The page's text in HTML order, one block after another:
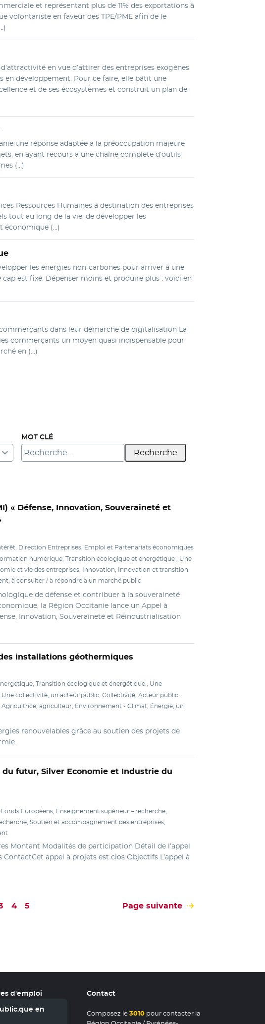
et représentant plus de 11% des exportations à
volontariste en faveur des TPE/PME afin de le
en vue d’attirer des entreprises exogènes
en développement. Pour ce faire, elle bâtit une
et de ses écosystèmes et construit un plan de
une réponse adaptée à la préoccupation majeure
en ayant recours à une chaîne complète d’outils
(…)
Ressources Humaines à destination des entreprises
tout au long de la vie, de développer les
économique (…)
les énergies non-carbones pour arriver à une
est fixé. Dépenser moins et produire plus : voici en
dans leur démarche de digitalisation La
commerçants un moyen quasi indispensable pour
en (…)
MOT CLÉ
Recherche
« Défense, Innovation, Souveraineté et
Direction Entreprises, Emploi et Partenariats économiques
numérique, Transition écologique et énergétique , Une
et vie des entreprises, Innovation, Innovation et transition
à consulter / à répondre à un marché public
de défense et contribuer à la souveraineté
la Région Occitanie lance un Appel à
Innovation, Souveraineté et Réindustrialisation
installations géothermiques
Transition écologique et énergétique , Une
Une collectivité, un acteur public, Collectivité, Acteur public,
Agricultrice, agriculteur, Environnement - Climat, Énergie, un
renouvelables grâce au soutien des projets de
du futur, Silver Economie et Industrie du
Européens, Enseignement supérieur – recherche,
Soutien et accompagnement des entreprises,
Montant Modalités de participation Détail de l’appel
appel à projets est clos Objectifs L’appel à
4 5 Page suivante
d'emploi
en
Contact
Composez le3010pour contacter la